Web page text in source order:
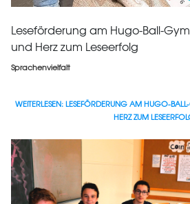
Leseförderung am Hugo-Ball-
und Herz zum Leseerfolg
Sprachenvielfalt
WEITERLESEN: LESEFÖRDERUNG AM HUGO-BALL-
ERZ ZUM